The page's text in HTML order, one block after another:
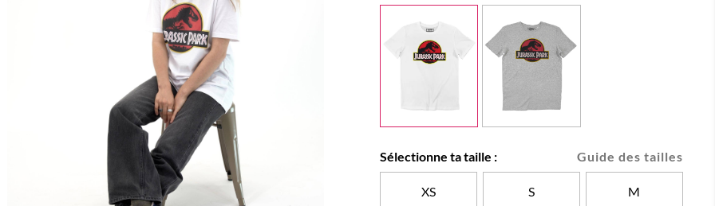
Guide des tailles
Sélectionne ta taille :
XS S M